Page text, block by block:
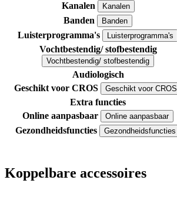
Kanalen Kanalen
Banden
Banden
Luisterprogramma's
Luisterprogramma's
Vochtbestendig/ stofbestendig
Vochtbestendig/ stofbestendig
Audiologisch
Geschikt voor CROS
Geschikt voor CROS
Extra functies
Online aanpasbaar
Online aanpasbaar
Gezondheidsfuncties
Gezondheidsfuncties
Koppelbare accessoires